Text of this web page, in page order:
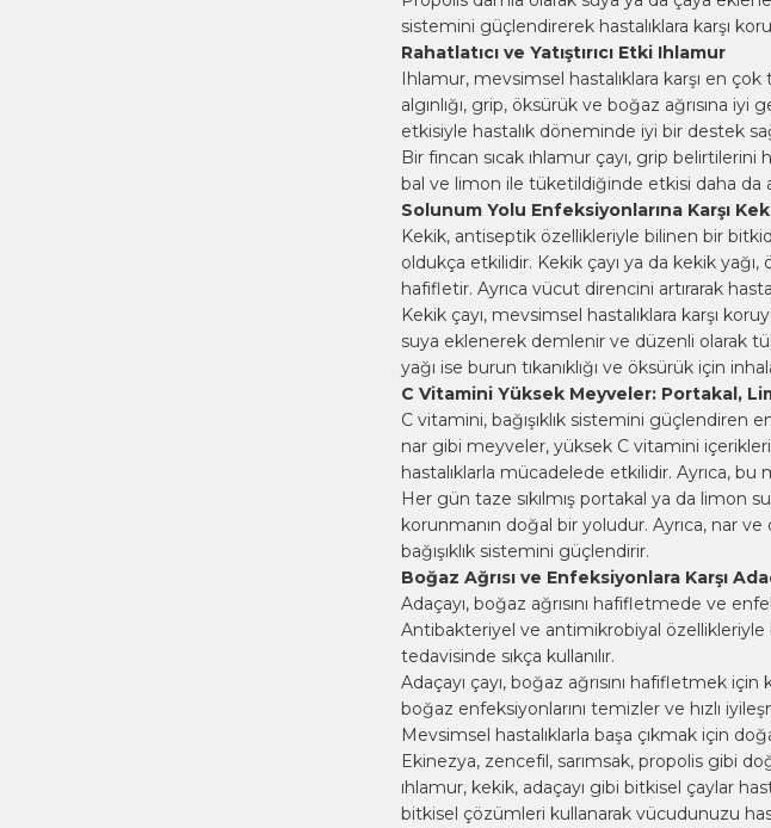
sistemini güçlendirerek hastalıklara karşı
Rahatlatıcı ve Yatıştırıcı Etki Ihlamur
Ihlamur, mevsimsel hastalıklara karşı en
algınlığı, grip, öksürük ve boğaz ağrısına iyi
etkisiyle hastalık döneminde iyi bir destek
Bir fincan sıcak ıhlamur çayı, grip belirtilerini
bal ve limon ile tüketildiğinde etkisi daha da
Solunum Yolu Enfeksiyonlarına Karşı
Kekik, antiseptik özellikleriyle bilinen bir
oldukça etkilidir. Kekik çayı ya da kekik
hafifletir. Ayrıca vücut direncini artırarak
Kekik çayı, mevsimsel hastalıklara karşı
suya eklenerek demlenir ve düzenli olarak
yağı ise burun tıkanıklığı ve öksürük için
C Vitamini Yüksek Meyveler: Portakal,
C vitamini, bağışıklık sistemini
nar gibi meyveler, yüksek C vitamini
hastalıklarla mücadelede etkilidir. Ayrıca,
Her gün taze sıkılmış portakal ya da limon
korunmanın doğal bir yoludur. Ayrıca, nar
bağışıklık sistemini güçlendirir.
Boğaz Ağrısı ve Enfeksiyonlara Karşı
Adaçayı, boğaz ağrısını hafifletmede ve
Antibakteriyel ve antimikrobiyal özellikleriyle
tedavisinde sıkça kullanılır.
Adaçayı çayı, boğaz ağrısını hafifletmek için
boğaz enfeksiyonlarını temizler ve hızlı
Mevsimsel hastalıklarla başa çıkmak için
Ekinezya, zencefil, sarımsak, propolis gibi
ıhlamur, kekik, adaçayı gibi bitkisel çaylar
bitkisel çözümleri kullanarak vücudunuzu